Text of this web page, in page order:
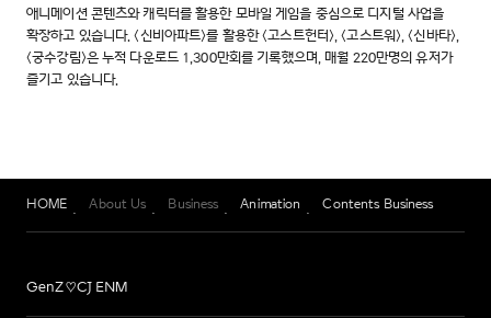
애니메이션 콘텐츠와 캐릭터를 활용한 모바일 게임을 중심으로 디지털 사업을
확장하고 있습니다. <신비아파트>를 활용한 <고스트헌터>, <고스트워>, <신바타>,
<궁수강림>은 누적 다운로드 1,300만회를 기록했으며, 매월 220만명의 유저가
즐기고 있습니다.
HOME About Us Business Animation Contents Business
GenZ♡CJ ENM